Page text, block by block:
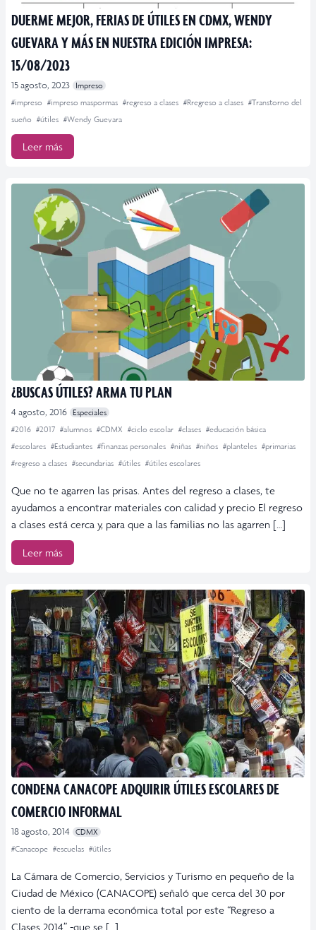
DUERME MEJOR, FERIAS DE ÚTILES EN CDMX, WENDY
GUEVARA Y MÁS EN NUESTRA EDICIÓN IMPRESA:
15/08/2023
15 agosto, 2023
Impreso
#impreso #impreso maspormas #regreso a clases #Rregreso a clases #Transtorno del
sueño #útiles #Wendy Guevara
Leer más
¿BUSCAS ÚTILES? ARMA TU PLAN
4 agosto, 2016 Especiales
#2016 #2017 #alumnos #CDMX #ciclo escolar #clases #educación básica
#escolares #Estudiantes #finanzas personales #niñas #niños #planteles #primarias
#regreso a clases #secundarias #útiles #útiles escolares
Que no te agarren las prisas. Antes del regreso a clases, te
ayudamos a encontrar materiales con calidad y precio El regreso
a clases está cerca y, para que a las familias no las agarren […]
Leer más
CONDENA CANACOPE ADQUIRIR ÚTILES ESCOLARES DE
COMERCIO INFORMAL
18 agosto, 2014
CDMX
#Canacope #escuelas #útiles
La Cámara de Comercio, Servicios y Turismo en pequeño de la
Ciudad de México (CANACOPE) señaló que cerca del 30 por
ciento de la derrama económica total por este “Regreso a
Clases 2014” -que se […]